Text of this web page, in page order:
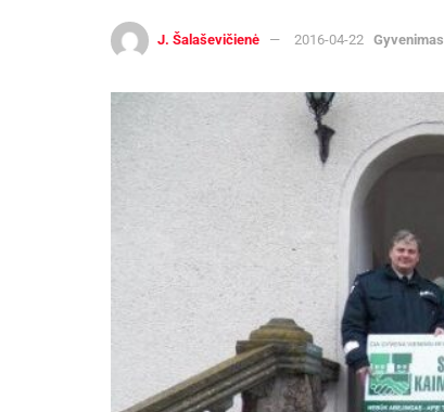
J. Šalaševičienė 2016-04-22 Gyvenimas